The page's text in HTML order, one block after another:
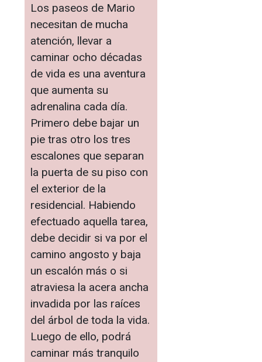
Los paseos de Mario
necesitan de mucha
atención, llevar a
caminar ocho décadas
de vida es una aventura
que aumenta su
adrenalina cada día.
Primero debe bajar un
pie tras otro los tres
escalones que separan
la puerta de su piso con
el exterior de la
residencial. Habiendo
efectuado aquella tarea,
debe decidir si va por el
camino angosto y baja
un escalón más o si
atraviesa la acera ancha
invadida por las raíces
del árbol de toda la vida.
Luego de ello, podrá
caminar más tranquilo